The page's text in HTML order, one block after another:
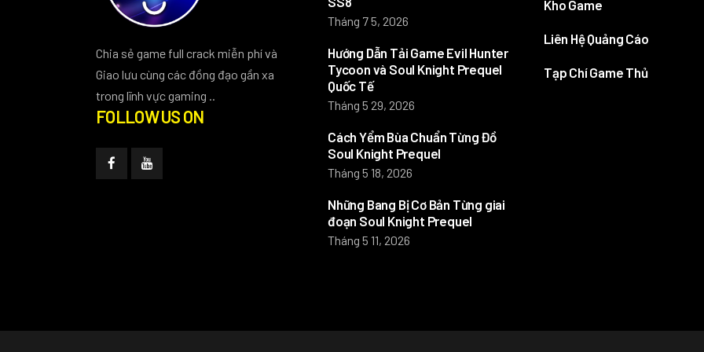
Chia sẻ game full crack miễn phí và
Giao lưu cùng các đồng đạo gần xa
trong lĩnh vực gaming ..
FOLLOW US ON
Tháng 7 5, 2026
Hướng Dẫn Tải Game Evil Hunter
Tycoon và Soul Knight Prequel
Quốc Tế
Tháng 5 29, 2026
Cách Yểm Bùa Chuẩn Từng Đồ
Soul Knight Prequel
Tháng 5 18, 2026
Những Bang Bị Cơ Bản Từng giai
đoạn Soul Knight Prequel
Tháng 5 11, 2026
Kho Game
Liên Hệ Quảng Cáo
Tạp Chí Game Thủ